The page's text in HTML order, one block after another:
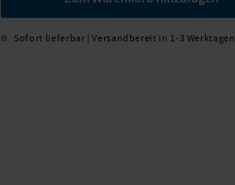
Sofort lieferbar | Versandbereit in 1-3 Werktagen